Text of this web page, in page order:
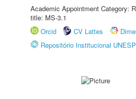
Academic Appointment Category:
title: MS-3.1
Orcid
CV Lattes
Repositório Institucional UNESP